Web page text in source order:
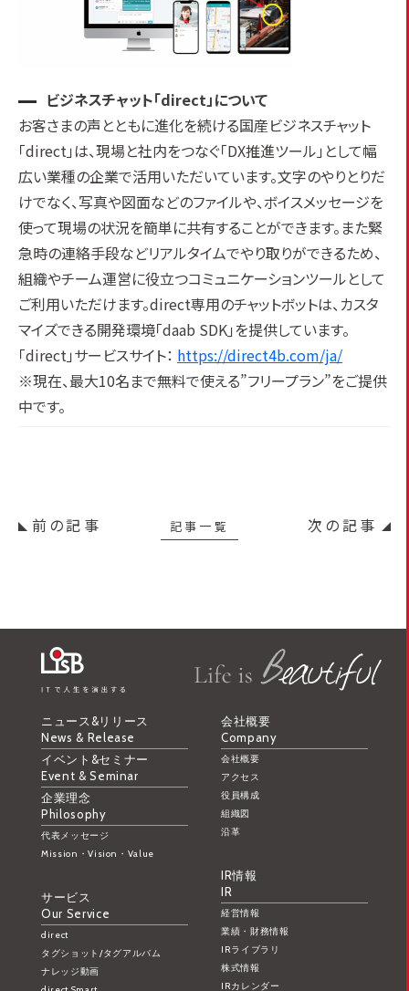
ビジネスチャット「direct」について
お客さまの声とともに進化を続ける国産ビジネスチャット
「direct」は、現場と社内をつなぐ「DX推進ツール」として幅
広い業種の企業で活用いただいています。文字のやりとりだ
けでなく、写真や図面などのファイルや、ボイスメッセージを
使って現場の状況を簡単に共有することができます。また緊
急時の連絡手段などリアルタイムでやり取りができるため、
組織やチーム運営に役立つコミュニケーションツールとして
ご利用いただけます。direct専用のチャットボットは、カスタ
マイズできる開発環境｢daab SDK｣を提供しています。
「direct」サービスサイト： https://direct4b.com/ja/
※現在、最大10名まで無料で使える”フリープラン”をご提供
中です。
前の記事 次の記事
記事一覧
ニュース&リリース
News & Release
イベント&セミナー
Event & Seminar
企業理念
Philosophy
代表メッセージ
Mission・Vision・Value
サービス
Our Service
direct
タグショット/タグアルバム
ナレッジ動画
会社概要
Company
会社概要
アクセス
役員構成
組織図
沿革
IR情報
IR
経営情報
業績・財務情報
IRライブラリ
株式情報
IRカレンダー